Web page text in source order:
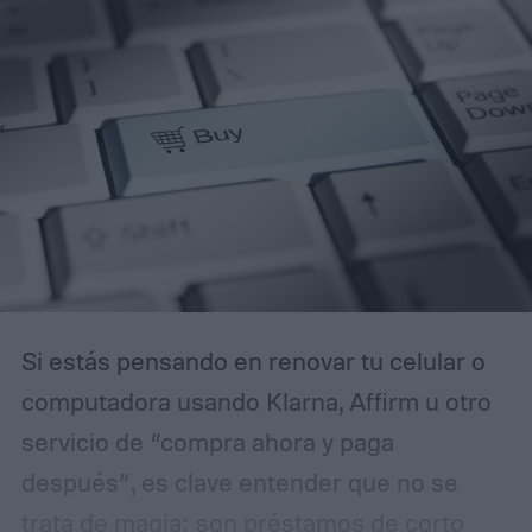
documento judicial argumenta que la
compañía no ejerció una supervisión
adecuada sobre su exejecutivo ni actuó
frente a posibles indicios de conducta
inapropiada, además de acusarla de
negligencia por no tomar resguardos
razonables para impedir los hechos.
Si estás pensando en renovar tu celular o
computadora usando Klarna, Affirm u otro
servicio de “compra ahora y paga
después”, es clave entender que no se